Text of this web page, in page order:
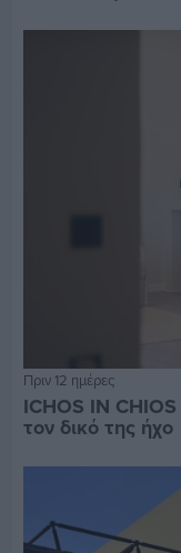
Πριν 12 ημέρες
ICHOS IN
τον δικό της ήχο